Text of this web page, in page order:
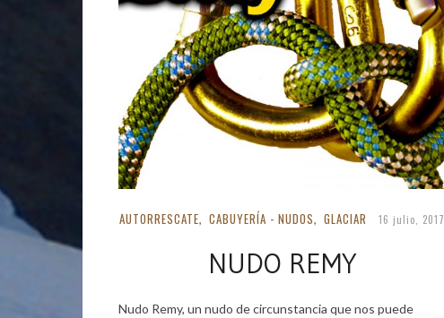
AUTORRESCATE, CABUYERÍA - NUDOS, GLACIAR 16 julio, 2017
NUDO REMY
Nudo Remy, un nudo de circunstancia que nos puede